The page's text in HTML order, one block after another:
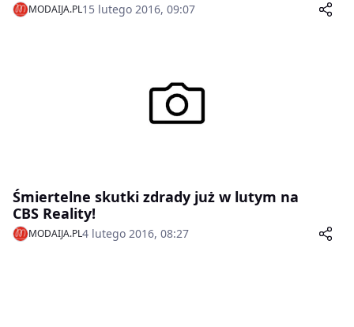
MODAIJA.PL15 lutego 2016, 09:07
Śmiertelne skutki zdrady już w lutym na
CBS Reality!
MODAIJA.PL4 lutego 2016, 08:27